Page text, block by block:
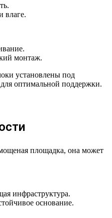
влаге.
монтаж.
установлены под
оптимальной поддержки.
площадка, она может
инфраструктура.
основание.